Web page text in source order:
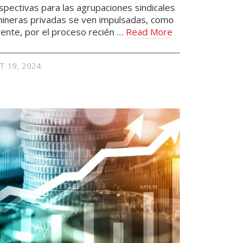
para las agrupaciones sindicales
privadas se ven impulsadas, como
por el proceso recién … Read More
19, 2024